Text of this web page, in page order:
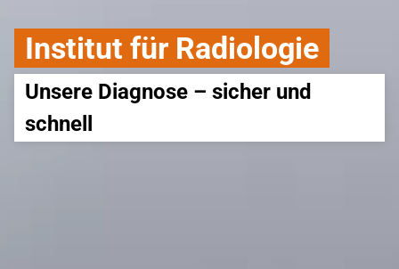
Institut für Radiologie
Unsere Diagnose – sicher und
schnell